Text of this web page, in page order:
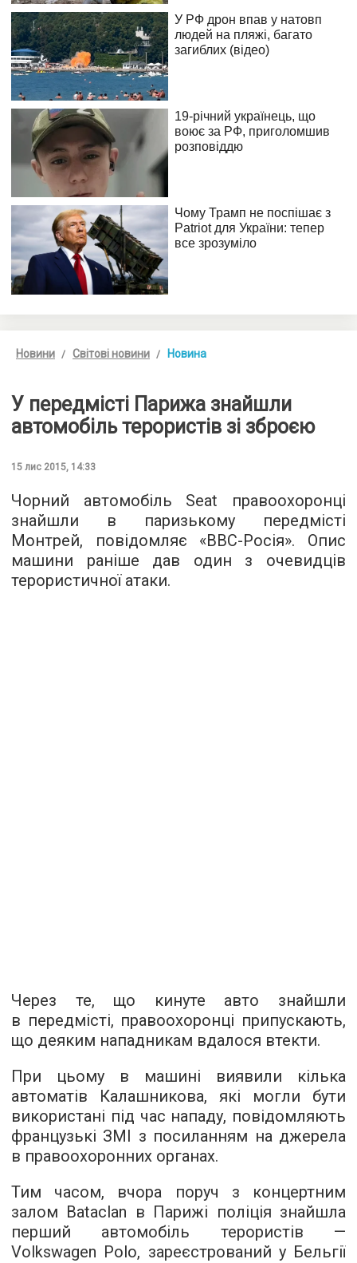
Новини Світові новини Новина
У передмісті Парижа знайшли
автомобіль терористів зі зброєю
15 лис 2015, 14:33
Чорний автомобіль Seat правоохоронці
знайшли в паризькому передмісті
Монтрей, повідомляє «ВВС-Росія». Опис
машини раніше дав один з очевидців
терористичної атаки.
Через те, що кинуте авто знайшли
в передмісті, правоохоронці припускають,
що деяким нападникам вдалося втекти.
При цьому в машині виявили кілька
автоматів Калашникова, які могли бути
використані під час нападу, повідомляють
французькі ЗМІ з посиланням на джерела
в правоохоронних органах.
Тим часом, вчора поруч з концертним
залом Bataclan в Парижі поліція знайшла
перший автомобіль терористів —
Volkswagen Polo, зареєстрований у Бельгії